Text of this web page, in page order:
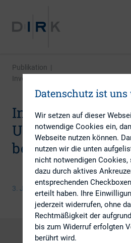
Publikation |
Investor Relations: Diese
Investor
Unternehmen
besten
3. Juni 2015
Datenschutz ist
Wir setzen auf dieser
notwendige Cookies ein,
Webseite nutzen können.
nutzen wir die unten
nicht notwendigen Cookies,
dazu durch aktives
entsprechenden
erteilt haben. Ihre
jederzeit widerrufen, ohne
Rechtmäßigkeit der
bis zum Widerruf erfolgten
berührt wird.